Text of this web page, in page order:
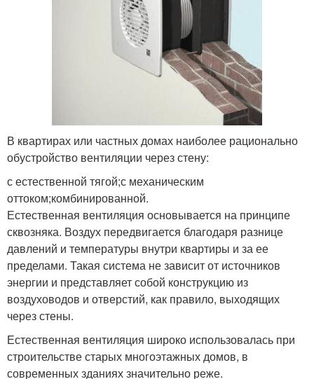
В квартирах или частных домах наиболее рационально
обустройство вентиляции через стену:
с естественной тягой;с механическим
оттоком;комбинированной.
Естественная вентиляция основывается на принципе
сквозняка. Воздух передвигается благодаря разнице
давлений и температуры внутри квартиры и за ее
пределами. Такая система не зависит от источников
энергии и представляет собой конструкцию из
воздуховодов и отверстий, как правило, выходящих
через стены.
Естественная вентиляция широко использовалась при
строительстве старых многоэтажных домов, в
современных зданиях значительно реже.